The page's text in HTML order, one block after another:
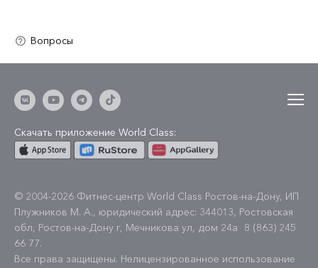
Скачать приложение World Class:
© 2004-2026 Фитнес-центр World Class Ростов-на-Дону, ИП
Плужников М. А., юридический адрес: 344013, Ростовская
обл, Ростов-на-Дону г, Мечникова ул, дом 24а
8 (863) 245
66 77.
Все права защищены. Нелицензированное использование